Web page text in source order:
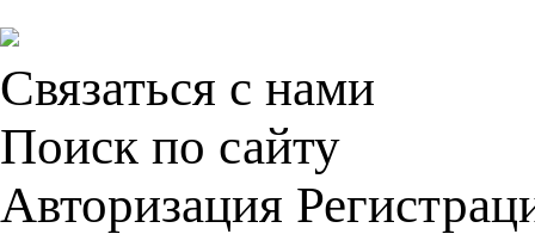
Связаться с нами
Поиск по сайту
Авторизация